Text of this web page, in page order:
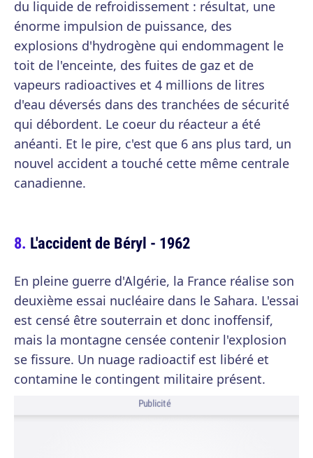
du liquide de refroidissement : résultat, une
énorme impulsion de puissance, des
explosions d'hydrogène qui endommagent le
toit de l'enceinte, des fuites de gaz et de
vapeurs radioactives et 4 millions de litres
d'eau déversés dans des tranchées de sécurité
qui débordent. Le coeur du réacteur a été
anéanti. Et le pire, c'est que 6 ans plus tard, un
nouvel accident a touché cette même centrale
canadienne.
L'accident de Béryl - 1962
En pleine guerre d'Algérie, la France réalise son
deuxième essai nucléaire dans le Sahara. L'essai
est censé être souterrain et donc inoffensif,
mais la montagne censée contenir l'explosion
se fissure. Un nuage radioactif est libéré et
contamine le contingent militaire présent.
Publicité